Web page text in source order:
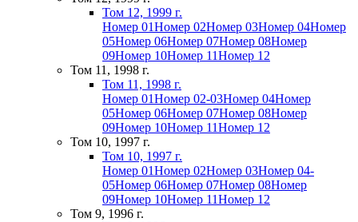
Том 12, 1999 г.
Номер 01Номер 02Номер 03Номер 04Номер
05Номер 06Номер 07Номер 08Номер
09Номер 10Номер 11Номер 12
Том 11, 1998 г.
Том 11, 1998 г.
Номер 01Номер 02-03Номер 04Номер
05Номер 06Номер 07Номер 08Номер
09Номер 10Номер 11Номер 12
Том 10, 1997 г.
Том 10, 1997 г.
Номер 01Номер 02Номер 03Номер 04-
05Номер 06Номер 07Номер 08Номер
09Номер 10Номер 11Номер 12
Том 9, 1996 г.